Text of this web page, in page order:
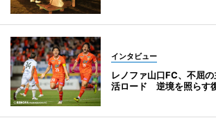
インタビュー
レノファ山口FC、不屈
活ロード 逆境を照らす